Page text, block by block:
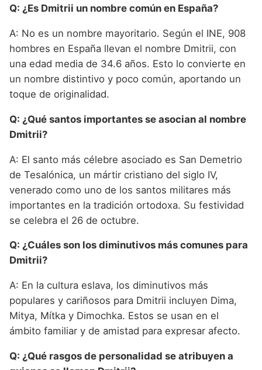
Q: ¿Es Dmitrii un nombre común en España?
A: No es un nombre mayoritario. Según el INE, 908
hombres en España llevan el nombre Dmitrii, con
una edad media de 34.6 años. Esto lo convierte en
un nombre distintivo y poco común, aportando un
toque de originalidad.
Q: ¿Qué santos importantes se asocian al nombre
Dmitrii?
A: El santo más célebre asociado es San Demetrio
de Tesalónica, un mártir cristiano del siglo IV,
venerado como uno de los santos militares más
importantes en la tradición ortodoxa. Su festividad
se celebra el 26 de octubre.
Q: ¿Cuáles son los diminutivos más comunes para
Dmitrii?
A: En la cultura eslava, los diminutivos más
populares y cariñosos para Dmitrii incluyen Dima,
Mitya, Mítka y Dimochka. Estos se usan en el
ámbito familiar y de amistad para expresar afecto.
Q: ¿Qué rasgos de personalidad se atribuyen a